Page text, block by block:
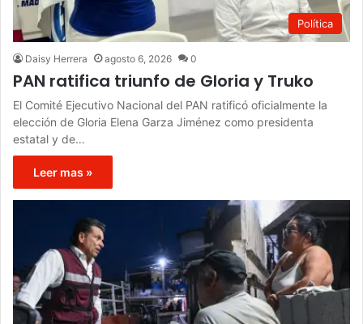
Política
Daisy Herrera agosto 6, 2026 0
PAN ratifica triunfo de Gloria y Truko
El Comité Ejecutivo Nacional del PAN ratificó oficialmente la
elección de Gloria Elena Garza Jiménez como presidenta
estatal y de…
Leer mas »